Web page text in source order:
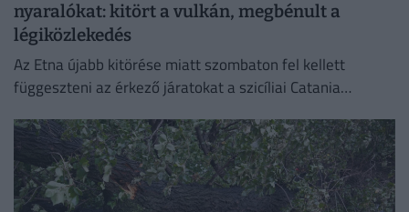
nyaralókat: kitört a vulkán, megbénult a
légiközlekedés
Az Etna újabb kitörése miatt szombaton fel kellett
függeszteni az érkező járatokat a szicíliai Catania